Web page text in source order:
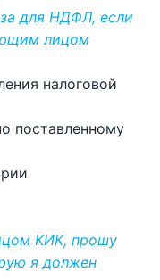
для НДФЛ, если
лицом
налоговой
поставленному
КИК, прошу
я должен